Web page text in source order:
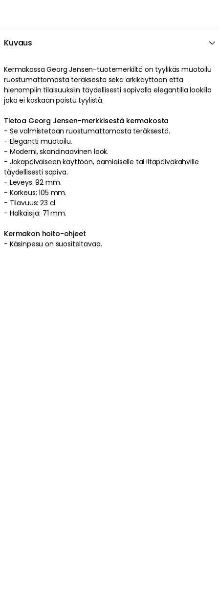
Kuvaus
Kermakossa Georg Jensen-tuotemerkiltä on tyylikäs muotoilu
ruostumattomasta teräksestä sekä arkikäyttöön että
hienompiin tilaisuuksiin täydellisesti sopivallaelegantilla lookilla
joka ei koskaan poistu tyylistä.
Tietoa Georg Jensen-merkkisestä kermakosta
- Se valmistetaanruostumattomasta teräksestä.
- Elegantti muotoilu.
- Moderni,skandinaavinen look.
- Jokapäiväiseen käyttöön, aamiaiselle tai iltapäiväkahville
täydellisesti sopiva.
- Leveys: 92 mm.
- Korkeus: 105 mm.
- Tilavuus: 23 cl.
- Halkaisija: 71 mm.
Kermakon hoito-ohjeet
- Käsinpesu on suositeltavaa.